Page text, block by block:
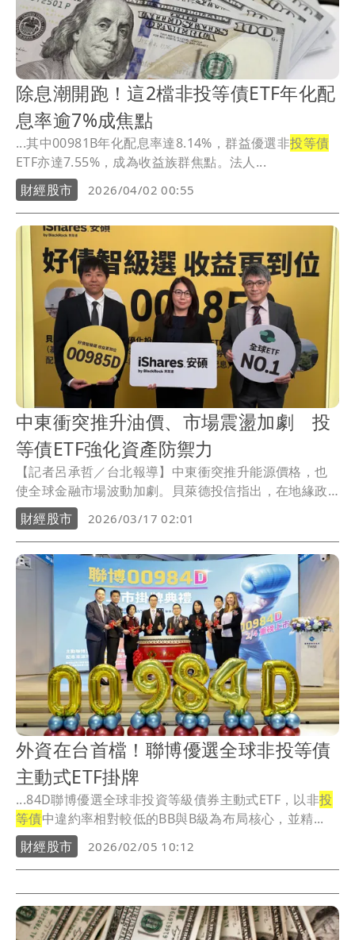
除息潮開跑！這2檔非投等債ETF年化配
息率逾7%成焦點
...其中00981B年化配息率達8.14%，群益優選非投等債
ETF亦達7.55%，成為收益族群焦點。法人...
財經股市
2026/04/02 00:55
中東衝突推升油價、市場震盪加劇 投
等債ETF強化資產防禦力
【記者呂承哲／台北報導】中東衝突推升能源價格，也
使全球金融市場波動加劇。貝萊德投信指出，在地緣政
治風險升高、股市處於高檔震盪之際，投資等級債過去
在多次市場回檔期間展現較佳抗跌能力。因此，貝萊德
推出主動式投資等級債ETF「貝萊德iShares安碩收益優
化投資等級債主動式ETF」（00985D），已於3月16日
正式募集，透過主動管理策略，協助投資人在市場震盪
環境中強化資產配置防禦力。
財經股市 2026/03/17 02:01
外資在台首檔！聯博優選全球非投等債
主動式ETF掛牌
...84D聯博優選全球非投資等級債券主動式ETF，以非投
等債中違約率相對較低的BB與B級為布局核心，並精...
財經股市
2026/02/05 10:12